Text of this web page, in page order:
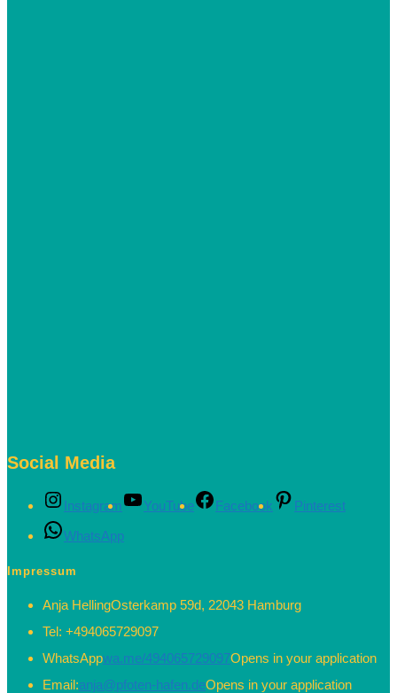
Social Media
Instagram YouTube Facebook
Pinterest
WhatsApp
Impressum
Anja HellingOsterkamp 59d, 22043 Hamburg
Tel: +494065729097
WhatsAppwa.me/494065729097Opens in your application
Email:anja@pfoten-hafen.deOpens in your application